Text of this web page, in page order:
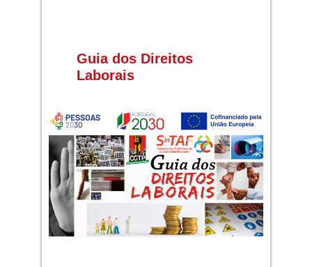
Guia dos Direitos
Laborais